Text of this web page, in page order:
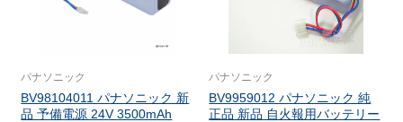
パナソニック
BV98104011 パナソニック 新
品 予備電源 24V 3500mAh
パナソニック
BV9959012 パナソニック 純
正品 新品 自火報用バッテリー